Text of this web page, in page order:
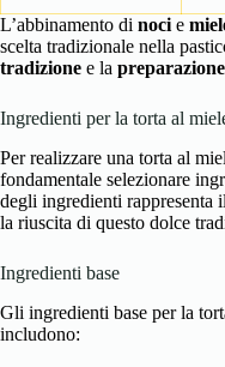
L’abbinamento di noci e
scelta tradizionale nella
tradizione e la preparazione
Ingredienti per la torta al
Per realizzare una torta al
fondamentale selezionare
degli ingredienti rappresenta
la riuscita di questo dolce
Ingredienti base
Gli ingredienti base per la
includono: